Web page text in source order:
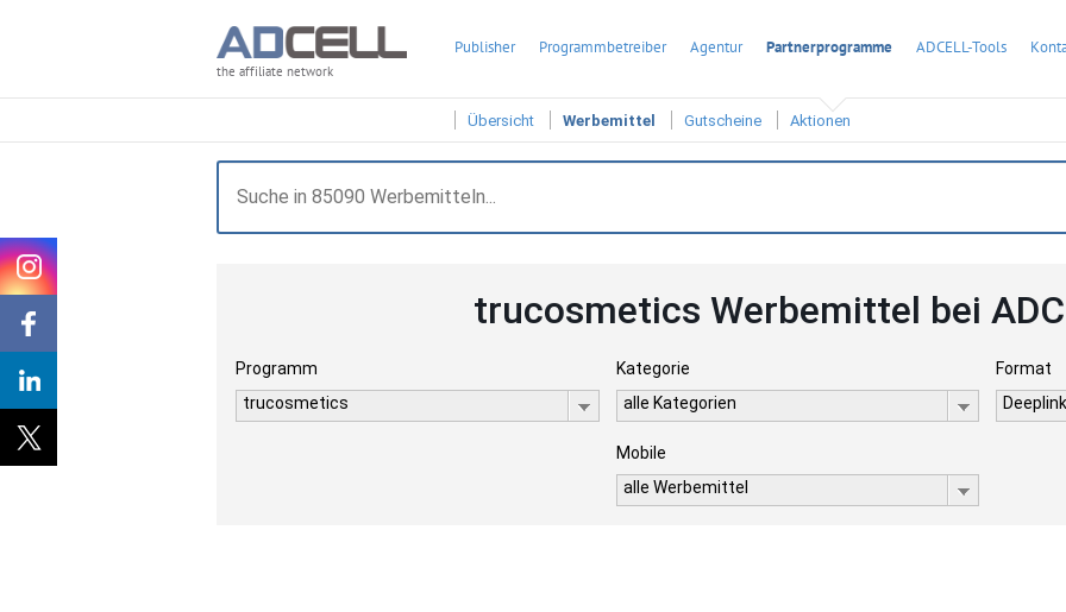
the affiliate network
Publisher Programmbetreiber Agentur Partnerprogramme ADCELL-Tools
Übersicht Werbemittel Gutscheine Aktionen
trucosmetics Werbemittel bei
Programm
trucosmetics
Kategorie
alle Kategorien
Format
Mobile
alle Werbemittel